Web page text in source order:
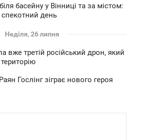
басейну у Вінниці та за містом:
день
Неділя, 26 липня
вже третій російський дрон, який
територію
Гослінг зіграє нового героя